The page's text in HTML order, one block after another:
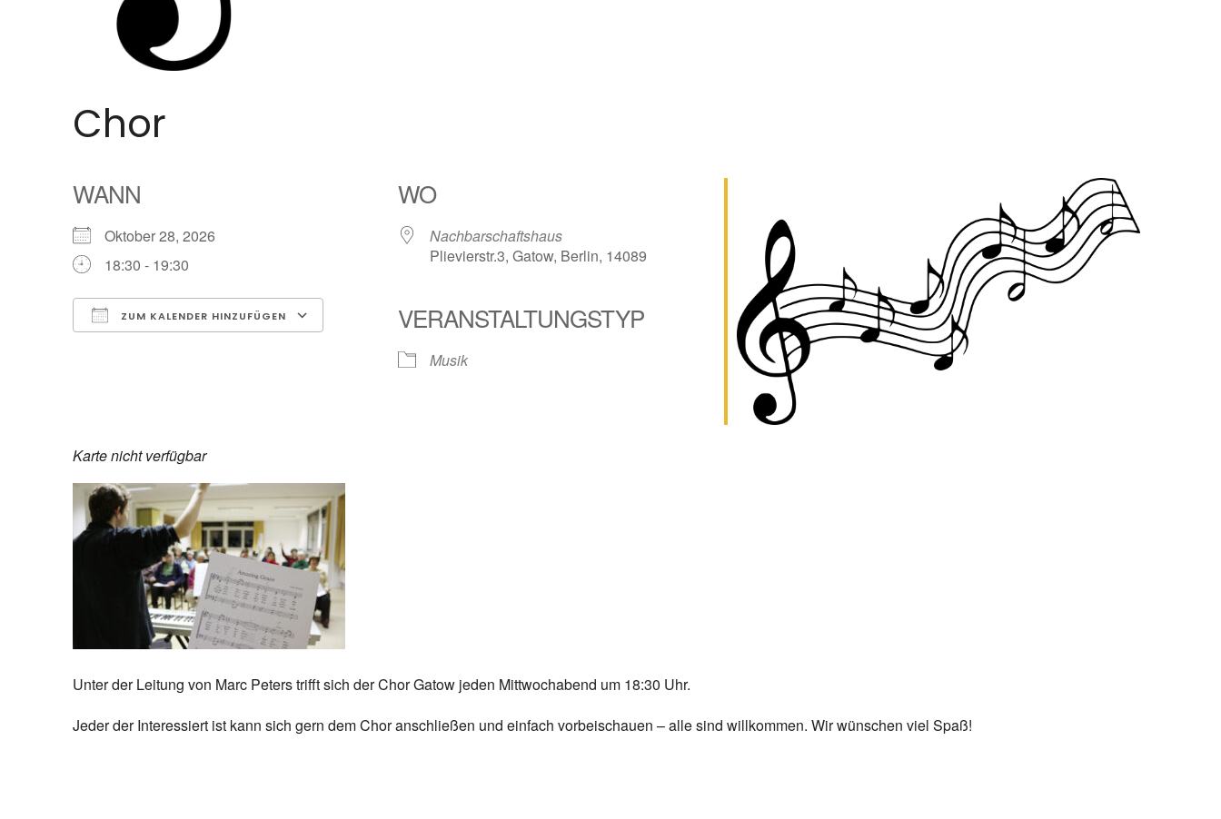
Chor
WANN
Oktober 28, 2026
18:30 - 19:30
ZUM KALENDER HINZUFÜGEN
Google Kalender Office 365
WO
Nachbarschaftshaus
Plievierstr.3, Gatow, Berlin, 14089
VERANSTALTUNGSTYP
Musik
Karte nicht verfügbar
Unter der Leitung von Marc Peters trifft sich der Chor Gatow jeden Mittwochabend um 18:30 Uhr.
Jeder der Interessiert ist kann sich gern dem Chor anschließen und einfach vorbeischauen – alle sind willkommen. Wir wünschen viel Spaß!